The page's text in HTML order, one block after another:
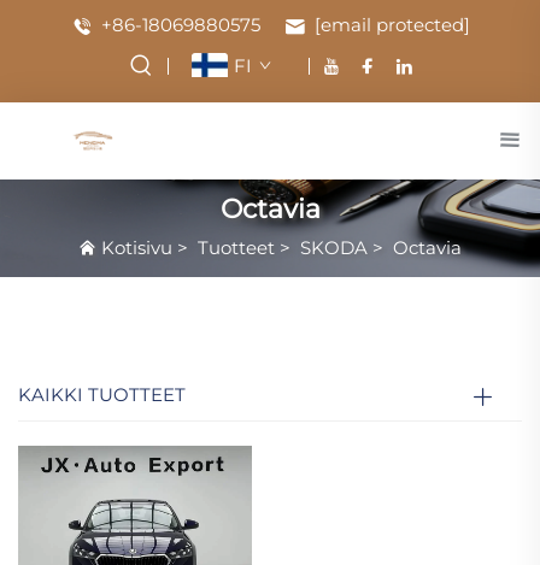
+86-18069880575
[email protected]
FI
Octavia
Kotisivu > Tuotteet > SKODA > Octavia
KAIKKI TUOTTEET